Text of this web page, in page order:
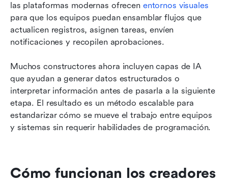
las plataformas modernas ofrecen entornos visuales
para que los equipos puedan ensamblar flujos que
actualicen registros, asignen tareas, envíen
notificaciones y recopilen aprobaciones.
Muchos constructores ahora incluyen capas de IA
que ayudan a generar datos estructurados o
interpretar información antes de pasarla a la siguiente
etapa. El resultado es un método escalable para
estandarizar cómo se mueve el trabajo entre equipos
y sistemas sin requerir habilidades de programación.
Cómo funcionan los creadores